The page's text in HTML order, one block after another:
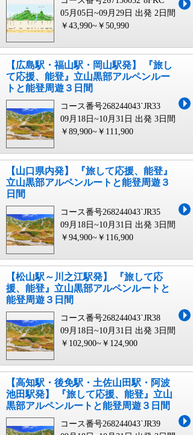
05月05日~09月29日 出発 2日間
￥43,990~￥50,990
【広島駅・福山駅・岡山駅発】 『旅し
て応援、能登』立山黒部アルペンルー
トと能登周遊３日間
コース番号268244043`JR33
09月18日~10月31日 出発 3日間
￥89,900~￥111,900
【山口県内発】 『旅して応援、能登』
立山黒部アルペンルートと能登周遊３
日間
コース番号268244043`JR35
09月18日~10月31日 出発 3日間
￥94,900~￥116,900
【松山駅～川之江駅発】 『旅して応
援、能登』立山黒部アルペンルートと
能登周遊３日間
コース番号268244043`JR38
09月18日~10月31日 出発 3日間
￥102,900~￥124,900
【高知駅・後免駅・土佐山田駅・阿波
池田駅発】 『旅して応援、能登』立山
黒部アルペンルートと能登周遊３日間
コース番号268244043`JR39